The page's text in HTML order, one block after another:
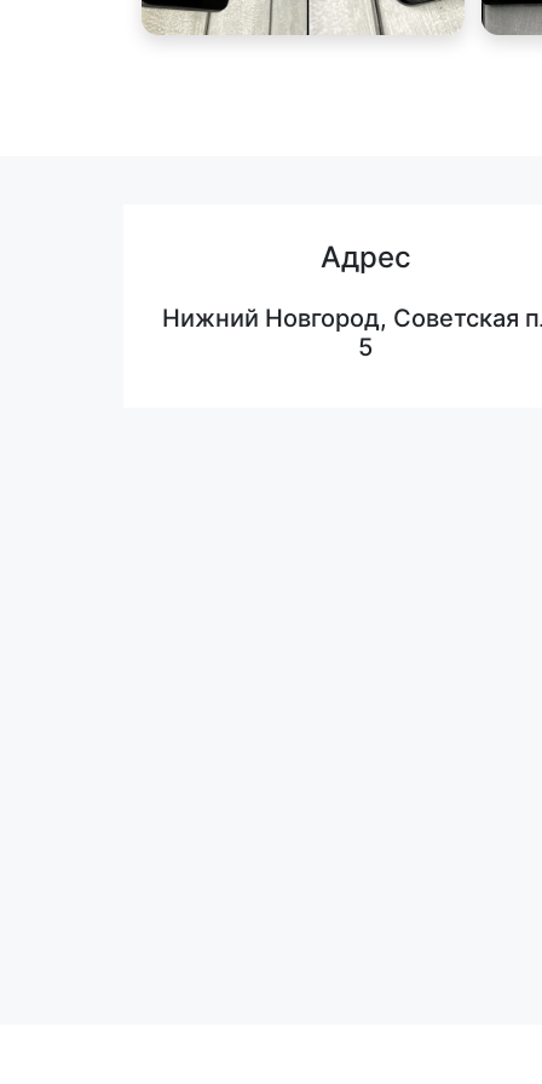
Адрес
Нижний Новгород, Советская
5